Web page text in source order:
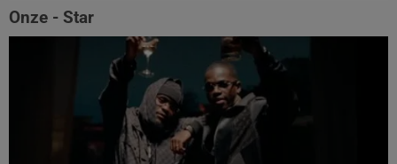
Onze - Star